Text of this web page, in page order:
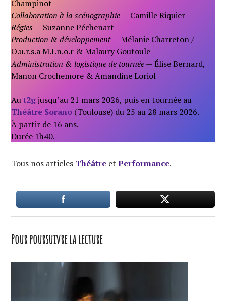
Champinot
Collaboration à la scénographie— Camille Riquier
Régies— Suzanne Péchenart
Production & développement— Mélanie Charreton /
O.u.r.s.a M.I.n.o.r & Malaury Goutoule
Administration & logistique de tournée— Élise Bernard,
Manon Crochemore & Amandine Loriol
Aut2gjusqu’au 21 mars 2026, puis en tournée au
Théâtre Sorano (Toulouse) du 25 au 28 mars 2026.
À partir de 16 ans.
Durée 1h40.
Tous nos articles Théâtre etPerformance.
Pour poursuivre la lecture